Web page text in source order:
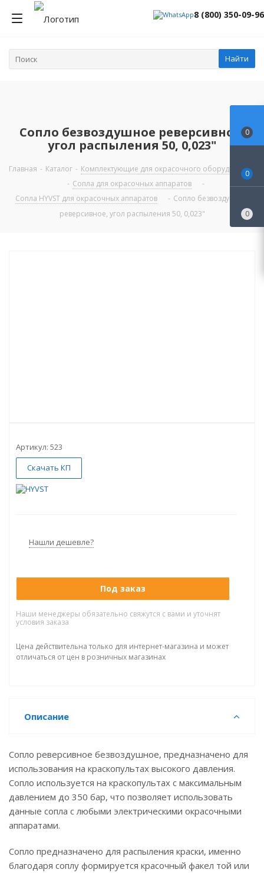
8 (800) 350-09-96
Найти
Сопло безвоздушное реверсивное,
угол распыления 50, 0,023"
Главная - Каталог - Комплектующие для окрасочного оборудования
- Сопла для окрасочных аппаратов
-
Сопла HYVST для окрасочных аппаратов
- Сопло безвоздушное
реверсивное, угол распыления 50, 0,023"
Артикул: 523
Скачать КП
Нашли дешевле?
Под заказ
Наши менеджеры обязательно свяжутся с вами и уточнят
условия заказа
Цена действительна только для интернет-магазина и может
отличаться от цен в розничных магазинах
Описание
Сопло реверсивное безвоздушное, предназначено для
использования на краскопультах высокого давления.
Сопло используется на краскопультах с максимальным
давлением до 350 бар, что позволяет использовать
данные сопла с любыми электрическими окрасочными
аппаратами.
Сопло предназначено для распыления краски, именно
благодаря соплу формируется красочный факел той или
0
0
0